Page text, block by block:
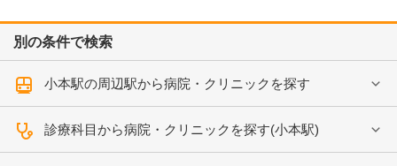
別の条件で検索
小本駅の周辺駅から病院・クリニックを探す
診療科目から病院・クリニックを探す(小本駅)